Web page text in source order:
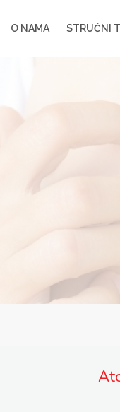
O NAMA STRUČNI